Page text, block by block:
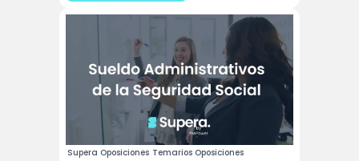
Supera Oposiciones Temarios Oposiciones